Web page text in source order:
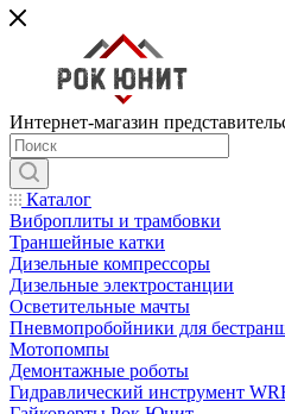
Интернет-магазин
Каталог
Виброплиты и трамбовки
Траншейные катки
Дизельные компрессоры
Дизельные электростанции
Осветительные мачты
Пневмопробойники для
Мотопомпы
Демонтажные роботы
Гидравлический инструмент